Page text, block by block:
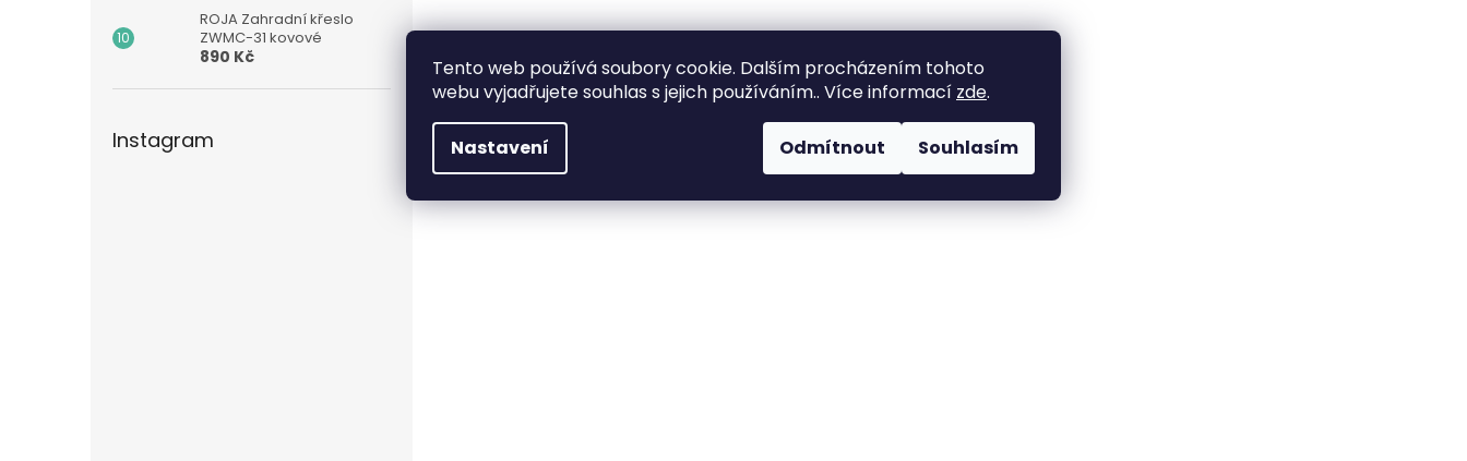
Tento web používá soubory cookie. Dalším procházením tohoto
webu vyjadřujete souhlas s jejich používáním.. Více informací zde.
Nastavení Odmítnout Souhlasím
ROJA Zahradní křeslo
ZWMC-31 kovové
890 Kč
Instagram